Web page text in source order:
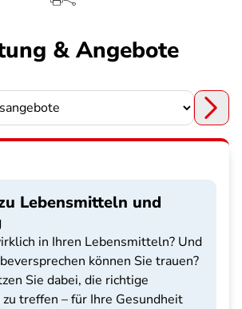
& Angebote
Lebensmitteln und
in Ihren Lebensmitteln? Und
können Sie trauen?
Sie dabei, die richtige
zu treffen – für Ihre Gesundheit